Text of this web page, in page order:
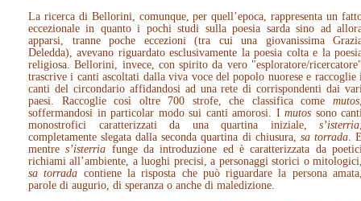
La ricerca di Bellorini, comunque, per quell’epoca, rappresenta un
eccezionale in quanto i pochi studi sulla poesia sarda sino ad
apparsi, tranne poche eccezioni (tra cui una giovanissima
Deledda), avevano riguardato esclusivamente la poesia colta e la
religiosa. Bellorini, invece, con spirito da vero "esploratore/
trascrive i canti ascoltati dalla viva voce del popolo nuorese e raccoglie
canti del circondario affidandosi ad una rete di corrispondenti dai
paesi. Raccoglie così oltre 700 strofe, che classifica come mutos
soffermandosi in particolar modo sui canti amorosi. I mutos sono
monostrofici caratterizzati da una quartina iniziale, s’isterria
completamente slegata dalla seconda quartina di chiusura, sa torrada.
mentres’isterria funge da introduzione ed è caratterizzata da
richiami all’ambiente, a luoghi precisi, a personaggi storici o
sa torrada contiene la risposta che può riguardare la persona
parole di augurio, di speranza o anche di maledizione.